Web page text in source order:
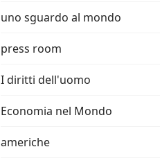
uno sguardo al mondo
press room
I diritti dell'uomo
Economia nel Mondo
americhe